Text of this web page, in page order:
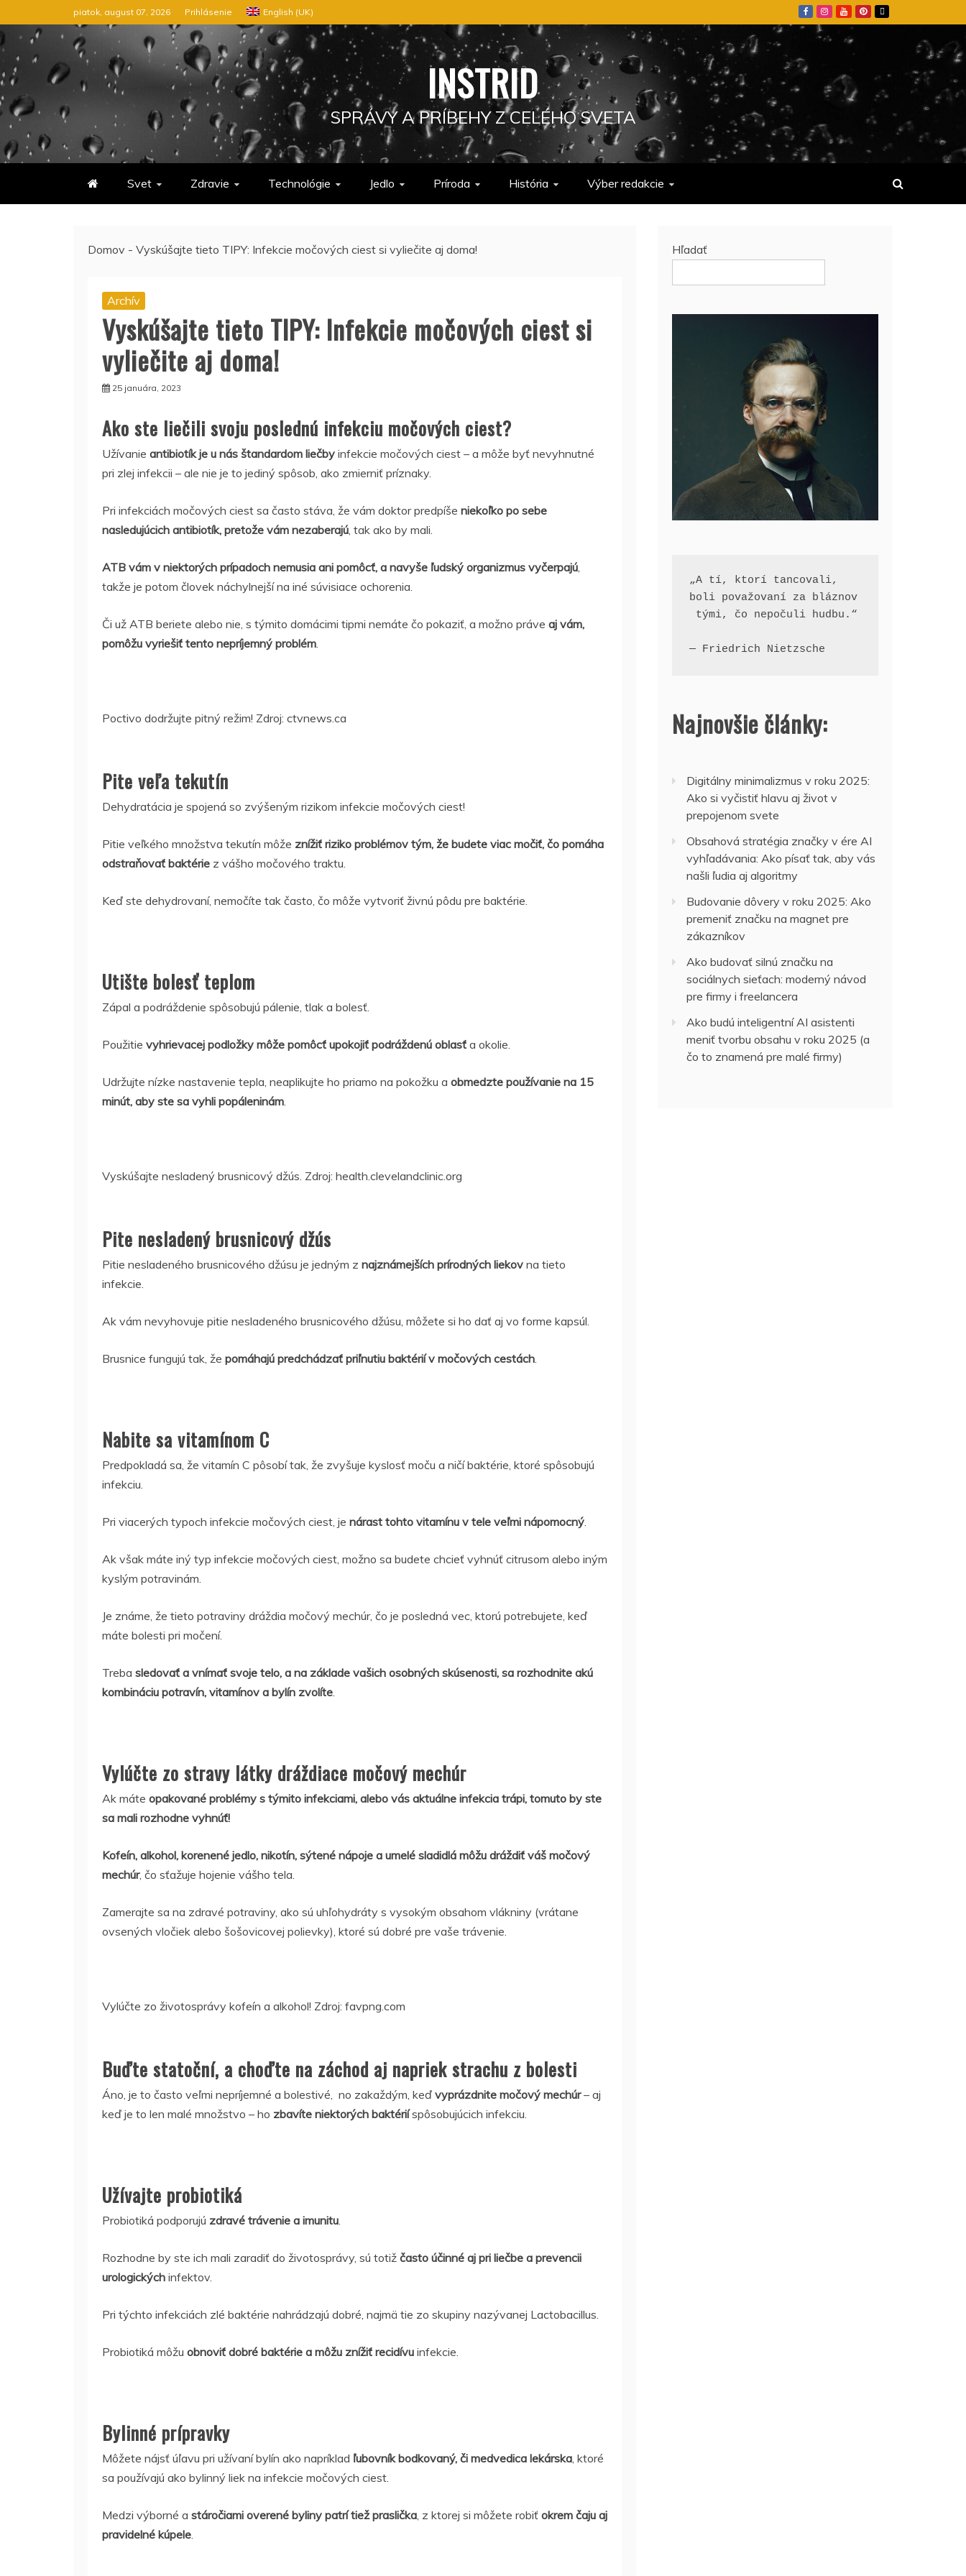
na
obsah
piatok, august 07, 2026 Prihlásenie English (UK)
INSTRID
SPRÁVY A PRÍBEHY Z CELÉHO SVETA
Svet Zdravie Technológie Jedlo Príroda História Výber redakcie
Domov - Vyskúšajte tieto TIPY: Infekcie močových ciest si vyliečite aj doma!
Archív
Vyskúšajte tieto TIPY: Infekcie močových ciest si
vyliečite aj doma!
25 januára, 2023
Ako ste liečili svoju poslednú infekciu močových ciest?
Užívanie antibiotík je u nás štandardom liečby infekcie močových ciest – a môže byť nevyhnutné
pri zlej infekcii – ale nie je to jediný spôsob, ako zmierniť príznaky.
Pri infekciách močových ciest sa často stáva, že vám doktor predpíše niekoľko po sebe
nasledujúcich antibiotík, pretože vám nezaberajú, tak ako by mali.
ATB vám v niektorých prípadoch nemusia ani pomôcť, a navyše ľudský organizmus vyčerpajú,
takže je potom človek náchylnejší na iné súvisiace ochorenia.
Či už ATB beriete alebo nie, s týmito domácimi tipmi nemáte čo pokaziť, a možno práve aj vám,
pomôžu vyriešiť tento nepríjemný problém.
Poctivo dodržujte pitný režim! Zdroj: ctvnews.ca
Pite veľa tekutín
Dehydratácia je spojená so zvýšeným rizikom infekcie močových ciest!
Pitie veľkého množstva tekutín môže znížiť riziko problémov tým, že budete viac močiť, čo pomáha
odstraňovať baktérie z vášho močového traktu.
Keď ste dehydrovaní, nemočíte tak často, čo môže vytvoriť živnú pôdu pre baktérie.
Utište bolesť teplom
Zápal a podráždenie spôsobujú pálenie, tlak a bolesť.
Použitie vyhrievacej podložky môže pomôcť upokojiť podráždenú oblasť a okolie.
Udržujte nízke nastavenie tepla, neaplikujte ho priamo na pokožku a obmedzte používanie na 15
minút, aby ste sa vyhli popáleninám.
Vyskúšajte nesladený brusnicový džús. Zdroj: health.clevelandclinic.org
Pite nesladený brusnicový džús
Pitie nesladeného brusnicového džúsu je jedným z najznámejších prírodných liekov na tieto
infekcie.
Ak vám nevyhovuje pitie nesladeného brusnicového džúsu, môžete si ho dať aj vo forme kapsúl.
Brusnice fungujú tak, že pomáhajú predchádzať priľnutiu baktérií v močových cestách.
Nabite sa vitamínom C
Predpokladá sa, že vitamín C pôsobí tak, že zvyšuje kyslosť moču a ničí baktérie, ktoré spôsobujú
infekciu.
Pri viacerých typoch infekcie močových ciest, je nárast tohto vitamínu v tele veľmi nápomocný.
Ak však máte iný typ infekcie močových ciest, možno sa budete chcieť vyhnúť citrusom alebo iným
kyslým potravinám.
Je známe, že tieto potraviny dráždia močový mechúr, čo je posledná vec, ktorú potrebujete, keď
máte bolesti pri močení.
Treba sledovať a vnímať svoje telo, a na základe vašich osobných skúsenosti, sa rozhodnite akú
kombináciu potravín, vitamínov a bylín zvolíte.
Vylúčte zo stravy látky dráždiace močový mechúr
Ak máte opakované problémy s týmito infekciami, alebo vás aktuálne infekcia trápi, tomuto by ste
sa mali rozhodne vyhnúť!
Kofeín, alkohol, korenené jedlo, nikotín, sýtené nápoje a umelé sladidlá môžu dráždiť váš močový
mechúr, čo sťažuje hojenie vášho tela.
Zamerajte sa na zdravé potraviny, ako sú uhľohydráty s vysokým obsahom vlákniny (vrátane
ovsených vločiek alebo šošovicovej polievky), ktoré sú dobré pre vaše trávenie.
Vylúčte zo životosprávy kofeín a alkohol! Zdroj: favpng.com
Buďte statoční, a choďte na záchod aj napriek strachu z bolesti
Áno, je to často veľmi nepríjemné a bolestivé, no zakaždým, keď vyprázdnite močový mechúr– aj
keď je to len malé množstvo – ho zbavíte niektorých baktériíspôsobujúcich infekciu.
Užívajte probiotiká
Probiotiká podporujú zdravé trávenie a imunitu.
Rozhodne by ste ich mali zaradiť do životosprávy, sú totiž často účinné aj pri liečbe a prevencii
urologických infektov.
Pri týchto infekciách zlé baktérie nahrádzajú dobré, najmä tie zo skupiny nazývanej Lactobacillus.
Probiotiká môžu obnoviť dobré baktérie a môžu znížiť recidívu infekcie.
Bylinné prípravky
Môžete nájsť úľavu pri užívaní bylín ako napríklad ľubovník bodkovaný, či medvedica lekárska, ktoré
sa používajú ako bylinný liek na infekcie močových ciest.
Medzi výborné a stáročiami overené byliny patrí tiež praslička, z ktorej si môžete robiť okrem čaju aj
pravidelné kúpele.
Hľadať
„A tí, ktorí tancovali,
boli považovaní za bláznov
tými, čo nepočuli hudbu.“
— Friedrich Nietzsche
Najnovšie články:
Digitálny minimalizmus v roku 2025:
Ako si vyčistiť hlavu aj život v
prepojenom svete
Obsahová stratégia značky v ére AI
vyhľadávania: Ako písať tak, aby vás
našli ľudia aj algoritmy
Budovanie dôvery v roku 2025: Ako
premeniť značku na magnet pre
zákazníkov
Ako budovať silnú značku na
sociálnych sieťach: moderný návod
pre firmy i freelancera
Ako budú inteligentní AI asistenti
meniť tvorbu obsahu v roku 2025 (a
čo to znamená pre malé firmy)